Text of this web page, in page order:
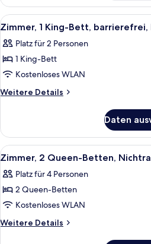
Zimmer,
2 Queen-
Betten,
Alle
Fotos
für
Zimmer,
1 King-
Bett,
(Mobility)
anzeigen
Ein
7
Zimmer, 1 King-Bett,
Platz für 2 Personen
1 King-Bett
Kostenloses WLAN
Weitere Details
Weitere
1 King-
Bett,
barrierefrei,
(Mobility)
Daten
Alle
Fotos
für
Zimmer,
2 Queen-
Betten,
Ein
9
Zimmer, 2 Queen-Betten,
Platz für 4 Personen
2 Queen-Betten
Kostenloses WLAN
Weitere Details
Weitere